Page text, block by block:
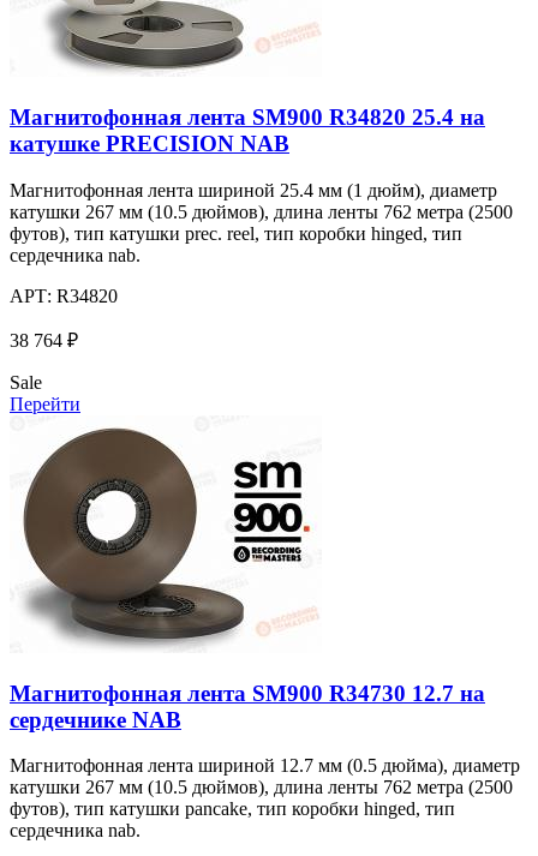
Магнитофонная лента SM900 R34820 25.4 на
катушке PRECISION NAB
Магнитофонная лента шириной 25.4 мм (1 дюйм), диаметр
катушки 267 мм (10.5 дюймов), длина ленты 762 метра (2500
футов), тип катушки prec. reel, тип коробки hinged, тип
сердечника nab.
АРТ: R34820
38 764 ₽
Sale
Перейти
Магнитофонная лента SM900 R34730 12.7 на
сердечнике NAB
Магнитофонная лента шириной 12.7 мм (0.5 дюйма), диаметр
катушки 267 мм (10.5 дюймов), длина ленты 762 метра (2500
футов), тип катушки pancake, тип коробки hinged, тип
сердечника nab.